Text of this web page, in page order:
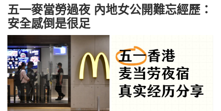
五一麥當勞過夜 內地女公開難忘經歷：
安全感倒是很足